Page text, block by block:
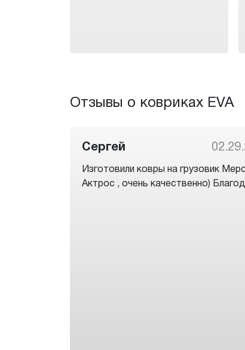
Отзывы о ковриках EVA
Сергей
Изготовили ковры на грузовик
Актрос , очень качественно)